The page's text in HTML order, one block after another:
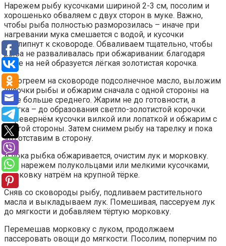
Нарежем рыбу кусочками шириной 2-3 см, посолим и
хорошенько обваляем с двух сторон в муке. Важно,
чтобы рыба полностью разморозилась – иначе при
нагревании мука смешается с водой, и кусочки
прилипнут к сковороде. Обваливаем тщательно, чтобы
рыба не разваливалась при обжаривании: благодаря
муке на ней образуется лёгкая золотистая корочка.
Разогреем на сковороде подсолнечное масло, выложим
кусочки рыбы и обжарим сначала с одной стороны на
огне больше среднего. Жарим не до готовности, а
слегка – до образования светло-золотистой корочки.
Перевернём кусочки вилкой или лопаткой и обжарим с
другой стороны. Затем снимем рыбу на тарелку и пока
что отставим в сторону.
А пока рыбка обжаривается, очистим лук и морковку.
Лук нарежем полукольцами или мелкими кусочками,
морковку натрём на крупной тёрке.
Сняв со сковороды рыбу, подливаем растительного
масла и выкладываем лук. Помешивая, пассеруем лук
до мягкости и добавляем тёртую морковку.
Перемешав морковку с луком, продолжаем
пассеровать овощи до мягкости. Посолим, поперчим по